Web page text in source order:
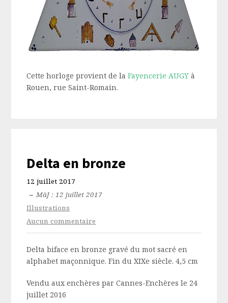
Cette horloge provient de laFayencerie AUGY à
Rouen, rue Saint-Romain.
Delta en bronze
12 juillet 2017
–MàJ : 12 juillet 2017
Illustrations
Aucun commentaire
Delta biface en bronze gravé du mot sacré en
alphabet maçonnique. Fin du XIXe siècle. 4,5 cm
Vendu aux enchères par Cannes-Enchères le 24
juillet 2016